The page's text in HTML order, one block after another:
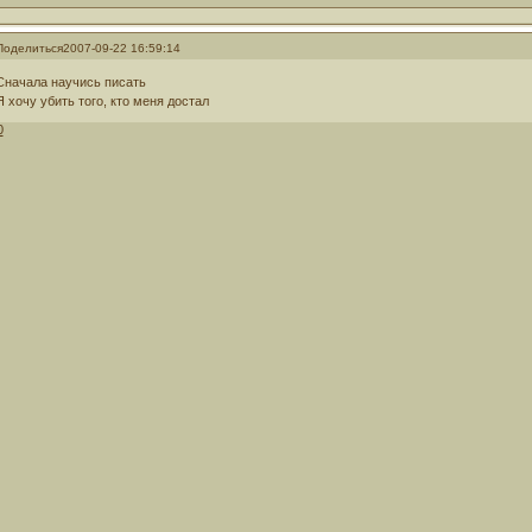
2007-09-22 16:59:14
научись писать
хочу убить того, кто меня достал